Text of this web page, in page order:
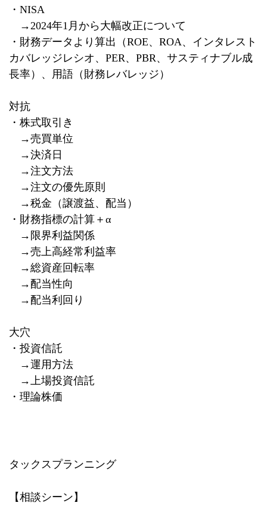
・ NISA
→ 2024年1 月から大幅改正について
・財務データより算出（ROE、 ROA 、インタレスト
カバレッジレシオ、 PER、 PBR、サスティナブル成
長率）、用語（財務レバレッジ）
対抗
・株式取引き
→売買単位
→決済日
→注文方法
→注文の優先原則
→税金（譲渡益、配当）
・財務指標の計算＋α
→限界利益関係
→売上高経常利益率
→総資産回転率
→配当性向
→配当利回り
大穴
・投資信託
→運用方法
→上場投資信託
・理論株価
タックスプランニング
【相談シーン】